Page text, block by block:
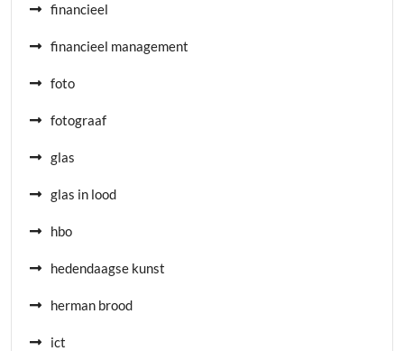
financieel
financieel management
foto
fotograaf
glas
glas in lood
hbo
hedendaagse kunst
herman brood
ict